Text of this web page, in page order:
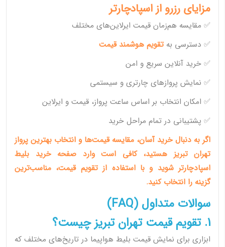
مزایای رزرو از اسپادچارتر
✅ مقایسه هم‌زمان قیمت ایرلاین‌های مختلف
✅ دسترسی به تقویم هوشمند قیمت
✅ خرید آنلاین سریع و امن
✅ نمایش پروازهای چارتری و سیستمی
✅ امکان انتخاب بر اساس ساعت پرواز، قیمت و ایرلاین
✅ پشتیبانی در تمام مراحل خرید
اگر به دنبال خرید آسان، مقایسه قیمت‌ها و انتخاب بهترین پرواز
تهران تبریز هستید، کافی است وارد صفحه خرید بلیط
اسپادچارتر شوید و با استفاده از تقویم قیمت، مناسب‌ترین
گزینه را انتخاب کنید.
سوالات متداول (FAQ)
1. تقویم قیمت تهران تبریز چیست؟
ابزاری برای نمایش قیمت بلیط هواپیما در تاریخ‌های مختلف که